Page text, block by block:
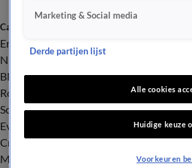
Categorieën
Entertainment
Nieuws
BN'ers
Royalty
Songfestival
Evenementen
Crime
Misdaad
Marketing & Social media
Derde partijen lijst
Alle cookies
Huidige keuze
Voorkeuren